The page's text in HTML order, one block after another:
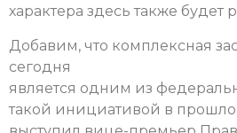
характера здесь также будет
Добавим, что комплексная
сегодня
является одним из
такой инициативой в